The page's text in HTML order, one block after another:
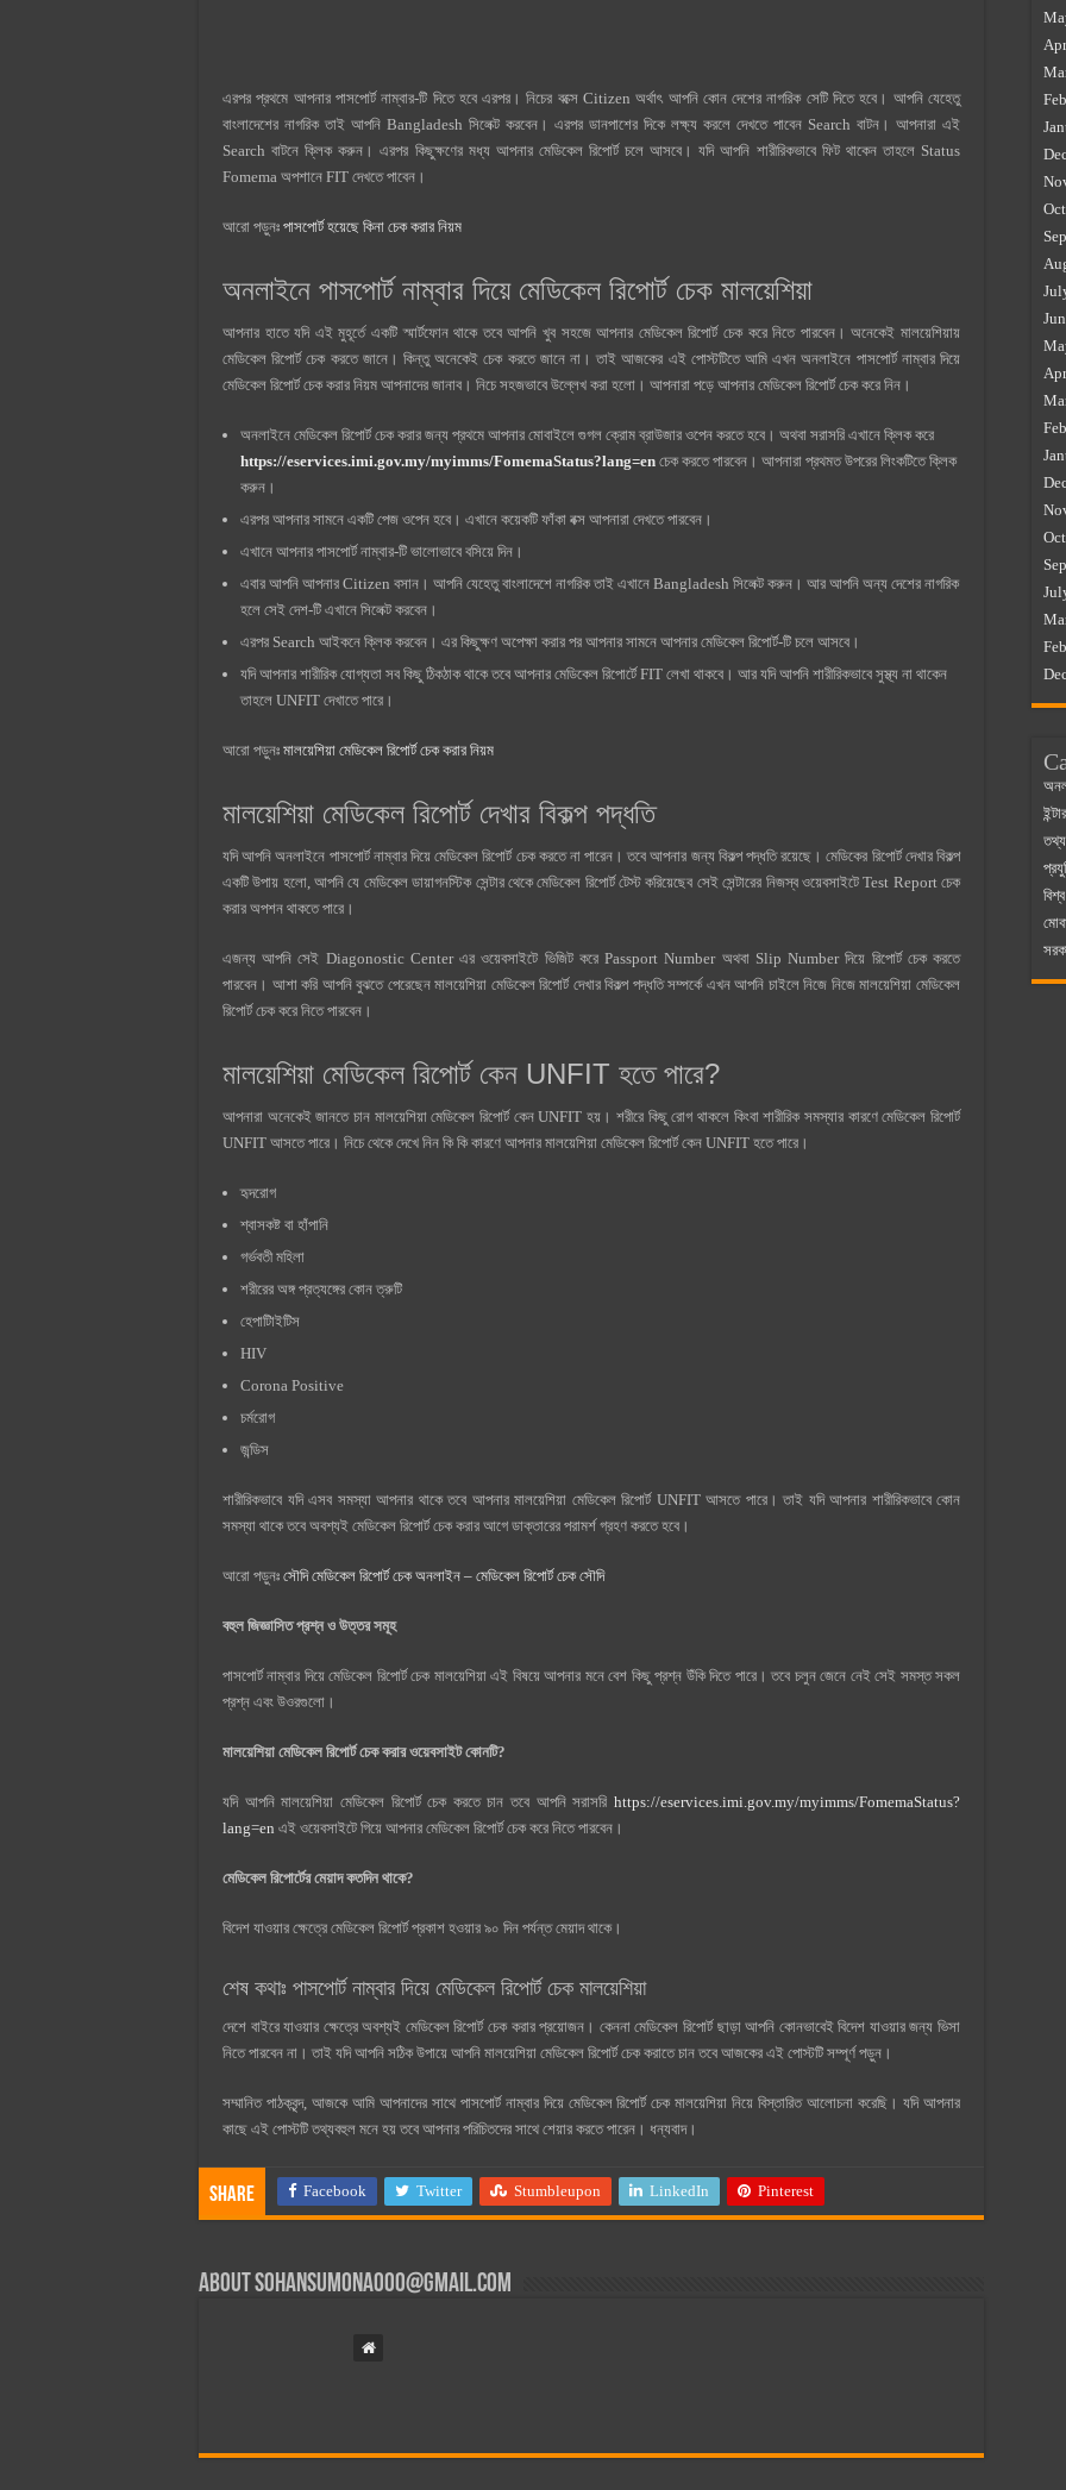
এরপর প্রথমে আপনার পাসপোর্ট নাম্বার-টি দিতে হবে এরপর। নিচের বক্সে Citizen অর্থাৎ আপনি কোন দেশের নাগরিক সেটি দিতে হবে। আপনি যেহেতু
বাংলাদেশের নাগরিক তাই আপনি Bangladesh সিলেক্ট করবেন। এরপর ডানপাশের দিকে লক্ষ্য করলে দেখতে পাবেন Search বাটন। আপনারা এই
Search বাটনে ক্লিক করুন। এরপর কিছুক্ষণের মধ্য আপনার মেডিকেল রিপোর্ট চলে আসবে। যদি আপনি শারীরিকভাবে ফিট থাকেন তাহলে Status
Fomema অপশানে FIT দেখতে পাবেন।
আরো পড়ুনঃ পাসপোর্ট হয়েছে কিনা চেক করার নিয়ম
অনলাইনে পাসপোর্ট নাম্বার দিয়ে মেডিকেল রিপোর্ট চেক মালয়েশিয়া
আপনার হাতে যদি এই মুহূর্তে একটি স্মার্টফোন থাকে তবে আপনি খুব সহজে আপনার মেডিকেল রিপোর্ট চেক করে নিতে পারবেন। অনেকেই মালয়েশিয়ায়
মেডিকেল রিপোর্ট চেক করতে জানে। কিন্তু অনেকেই চেক করতে জানে না। তাই আজকের এই পোস্টটিতে আমি এখন অনলাইনে পাসপোর্ট নাম্বার দিয়ে
মেডিকেল রিপোর্ট চেক করার নিয়ম আপনাদের জানাব। নিচে সহজভাবে উল্লেখ করা হলো। আপনারা পড়ে আপনার মেডিকেল রিপোর্ট চেক করে নিন।
অনলাইনে মেডিকেল রিপোর্ট চেক করার জন্য প্রথমে আপনার মোবাইলে গুগল ক্রোম ব্রাউজার ওপেন করতে হবে। অথবা সরাসরি এখানে ক্লিক করে
https://eservices.imi.gov.my/myimms/FomemaStatus?lang=en চেক করতে পারবেন। আপনারা প্রথমত উপরের লিংকটিতে ক্লিক
করুন।
এরপর আপনার সামনে একটি পেজ ওপেন হবে। এখানে কয়েকটি ফাঁকা বক্স আপনারা দেখতে পারবেন।
এখানে আপনার পাসপোর্ট নাম্বার-টি ভালোভাবে বসিয়ে দিন।
এবার আপনি আপনার Citizen বসান। আপনি যেহেতু বাংলাদেশে নাগরিক তাই এখানে Bangladesh সিলেক্ট করুন। আর আপনি অন্য দেশের নাগরিক
হলে সেই দেশ-টি এখানে সিলেক্ট করবেন।
এরপর Search আইকনে ক্লিক করবেন। এর কিছুক্ষণ অপেক্ষা করার পর আপনার সামনে আপনার মেডিকেল রিপোর্ট-টি চলে আসবে।
যদি আপনার শারীরিক যোগ্যতা সব কিছু ঠিকঠাক থাকে তবে আপনার মেডিকেল রিপোর্টে FIT লেখা থাকবে। আর যদি আপনি শারীরিকভাবে সুস্থ্য না থাকেন
তাহলে UNFIT দেখাতে পারে।
আরো পড়ুনঃ মালয়েশিয়া মেডিকেল রিপোর্ট চেক করার নিয়ম
মালয়েশিয়া মেডিকেল রিপোর্ট দেখার বিকল্প পদ্ধতি
যদি আপনি অনলাইনে পাসপোর্ট নাম্বার দিয়ে মেডিকেল রিপোর্ট চেক করতে না পারেন। তবে আপনার জন্য বিকল্প পদ্ধতি রয়েছে। মেডিকের রিপোর্ট দেখার বিকল্প
একটি উপায় হলো, আপনি যে মেডিকেল ডায়াগনস্টিক সেন্টার থেকে মেডিকেল রিপোর্ট টেস্ট করিয়েছেব সেই সেন্টারের নিজস্ব ওয়েবসাইটে Test Report চেক
করার অপশন থাকতে পারে।
এজন্য আপনি সেই Diagonostic Center এর ওয়েবসাইটে ভিজিট করে Passport Number অথবা Slip Number দিয়ে রিপোর্ট চেক করতে
পারবেন। আশা করি আপনি বুঝতে পেরেছেন মালয়েশিয়া মেডিকেল রিপোর্ট দেখার বিকল্প পদ্ধতি সম্পর্কে এখন আপনি চাইলে নিজে নিজে মালয়েশিয়া মেডিকেল
রিপোর্ট চেক করে নিতে পারবেন।
মালয়েশিয়া মেডিকেল রিপোর্ট কেন UNFIT হতে পারে?
আপনারা অনেকেই জানতে চান মালয়েশিয়া মেডিকেল রিপোর্ট কেন UNFIT হয়। শরীরে কিছু রোগ থাকলে কিংবা শারীরিক সমস্যার কারণে মেডিকেল রিপোর্ট
UNFIT আসতে পারে। নিচে থেকে দেখে নিন কি কি কারণে আপনার মালয়েশিয়া মেডিকেল রিপোর্ট কেন UNFIT হতে পারে।
হৃদরোগ
শ্বাসকষ্ট বা হাঁপানি
গর্ভবতী মহিলা
শরীরের অঙ্গ প্রত্যঙ্গের কোন ত্রুটি
হেপাটািইটিস
HIV
Corona Positive
চর্মরোগ
জন্ডিস
শারীরিকভাবে যদি এসব সমস্যা আপনার থাকে তবে আপনার মালয়েশিয়া মেডিকেল রিপোর্ট UNFIT আসতে পারে। তাই যদি আপনার শারীরিকভাবে কোন
সমস্যা থাকে তবে অবশ্যই মেডিকেল রিপোর্ট চেক করার আগে ডাক্তারের পরামর্শ গ্রহণ করতে হবে।
আরো পড়ুনঃ সৌদি মেডিকেল রিপোর্ট চেক অনলাইন – মেডিকেল রিপোর্ট চেক সৌদি
বহুল জিজ্ঞাসিত প্রশ্ন ও উত্তর সমূহ
পাসপোর্ট নাম্বার দিয়ে মেডিকেল রিপোর্ট চেক মালয়েশিয়া এই বিষয়ে আপনার মনে বেশ কিছু প্রশ্ন উঁকি দিতে পারে। তবে চলুন জেনে নেই সেই সমস্ত সকল
প্রশ্ন এবং উওরগুলো।
মালয়েশিয়া মেডিকেল রিপোর্ট চেক করার ওয়েবসাইট কোনটি?
যদি আপনি মালয়েশিয়া মেডিকেল রিপোর্ট চেক করতে চান তবে আপনি সরাসরি https://eservices.imi.gov.my/myimms/FomemaStatus?
lang=en এই ওয়েবসাইটে গিয়ে আপনার মেডিকেল রিপোর্ট চেক করে নিতে পারবেন।
মেডিকেল রিপোর্টের মেয়াদ কতদিন থাকে?
বিদেশ যাওয়ার ক্ষেত্রে মেডিকেল রিপোর্ট প্রকাশ হওয়ার ৯০ দিন পর্যন্ত মেয়াদ থাকে।
শেষ কথাঃ পাসপোর্ট নাম্বার দিয়ে মেডিকেল রিপোর্ট চেক মালয়েশিয়া
দেশে বাইরে যাওয়ার ক্ষেত্রে অবশ্যই মেডিকেল রিপোর্ট চেক করার প্রয়োজন। কেননা মেডিকেল রিপোর্ট ছাড়া আপনি কোনভাবেই বিদেশ যাওয়ার জন্য ভিসা
নিতে পারবেন না। তাই যদি আপনি সঠিক উপায়ে আপনি মালয়েশিয়া মেডিকেল রিপোর্ট চেক করাতে চান তবে আজকের এই পোস্টটি সম্পূর্ণ পড়ুন।
সম্মানিত পাঠকবৃন্দ, আজকে আমি আপনাদের সাথে পাসপোর্ট নাম্বার দিয়ে মেডিকেল রিপোর্ট চেক মালয়েশিয়া নিয়ে বিস্তারিত আলোচনা করেছি। যদি আপনার
কাছে এই পোস্টটি তথ্যবহুল মনে হয় তবে আপনার পরিচিতদের সাথে শেয়ার করতে পারেন। ধন্যবাদ।
Share Facebook Twitter Stumbleupon LinkedIn Pinterest
Aboutsohansumona000@gmail.com
তথ্য
বিশ্ব